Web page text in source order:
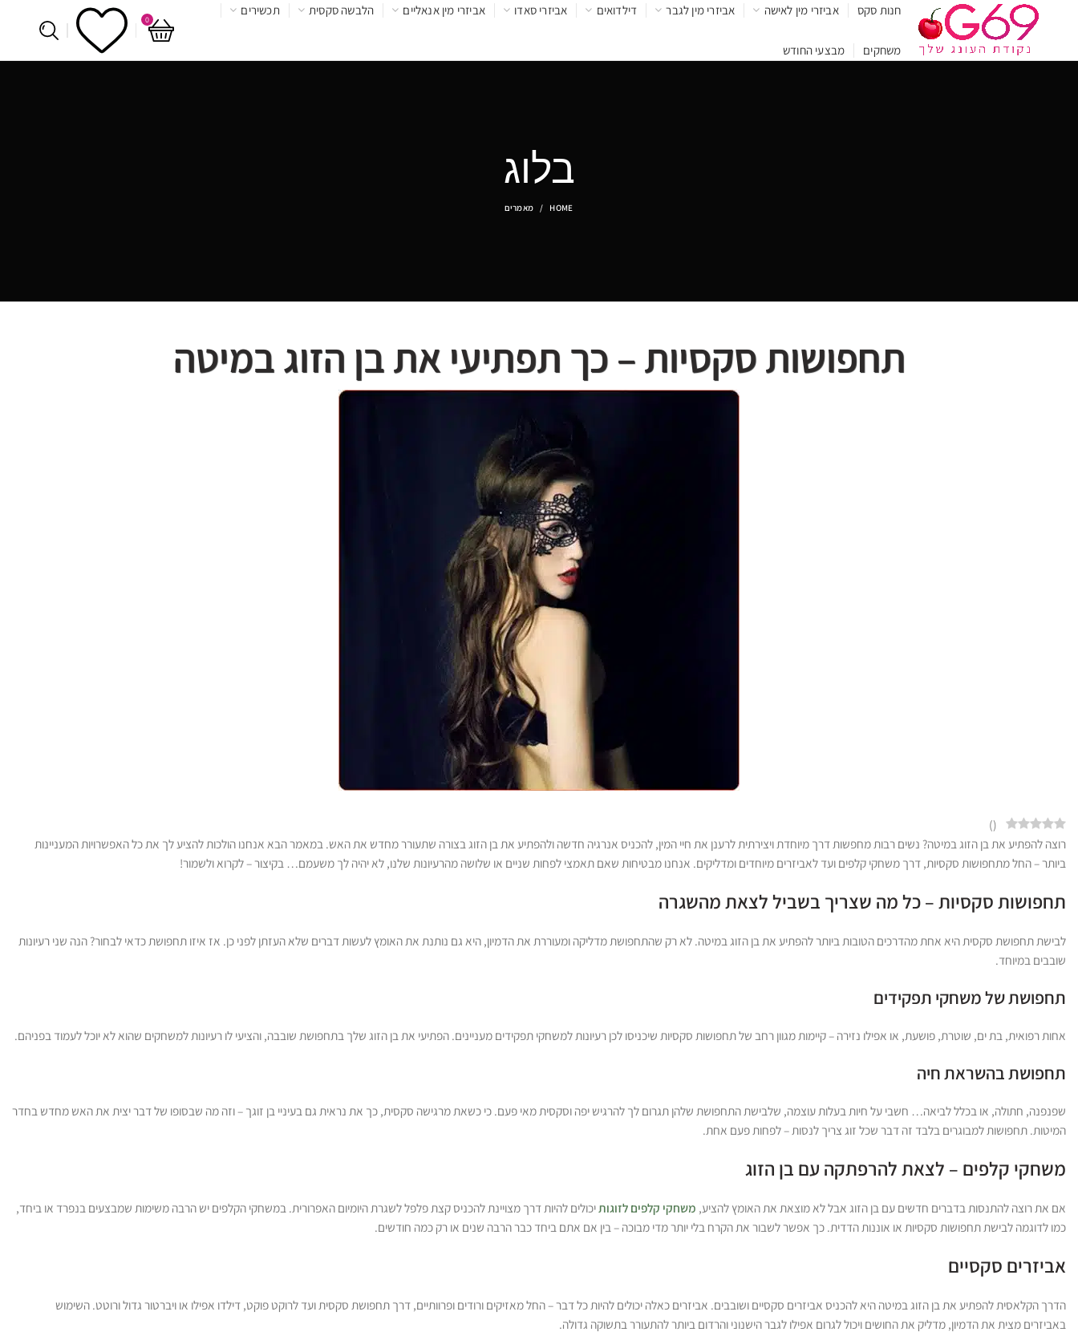
חנות סקס אביזרי מין לאישה אביזרי מין לגבר דילדואים אביזרי סאדו אביזרי מין אנאליים הלבשה סקסית תכשירים
משחקים מבצעי החודש
0
בלוג
HOME מאמרים
תחפושות סקסיות – כך תפתיעי את בן הזוג במיטה
(
)
רוצה להפתיע את בן הזוג במיטה? נשים רבות מחפשות דרך מיוחדת ויצירתית לרענן את חיי המין, להכניס אנרגיה חדשה ולהפתיע את בן הזוג בצורה שתעורר מחדש את האש. במאמר הבא אנחנו הולכות להציע לך את כל האפשרויות המעניינות
ביותר – החל מתחפושות סקסיות, דרך משחקי קלפים ועד לאביזרים מיוחדים ומדליקים. אנחנו מבטיחות שאם תאמצי לפחות שניים או שלושה מהרעיונות שלנו, לא יהיה לך משעמם… בקיצור – לקרוא ולשמור!
תחפושות סקסיות – כל מה שצריך בשביל לצאת מהשגרה
לבישת תחפושת סקסית היא אחת מהדרכים הטובות ביותר להפתיע את בן הזוג במיטה. לא רק שהתחפושת מדליקה ומעוררת את הדמיון, היא גם נותנת את האומץ לעשות דברים שלא העזתן לפני כן. אז איזו תחפושת כדאי לבחור? הנה שני רעיונות
שובבים במיוחד.
תחפושת של משחקי תפקידים
אחות רפואית, בת ים, שוטרת, פושעת, או אפילו נזירה – קיימות מגוון רחב של תחפושות סקסיות שיכניסו לכן רעיונות למשחקי תפקידים מעניינים. הפתיעי את בן הזוג שלך בתחפושת שובבה, והציעי לו רעיונות למשחקים שהוא לא יוכל לעמוד בפניהם.
תחפושת בהשראת חיה
שפנפנה, חתולה, או בכלל לביאה… חשבי על חיות בעלות עוצמה, שלבישת התחפושת שלהן תגרום לך להרגיש יפה וסקסית מאי פעם. כי כשאת מרגישה סקסית, כך את נראית גם בעיניי בן זוגך – וזה מה שבסופו של דבר יצית את האש מחדש בחדר
המיטות. תחפושות למבוגרים בלבד זה דבר שכל זוג צריך לנסות – לפחות פעם אחת.
משחקי קלפים – לצאת להרפתקה עם בן הזוג
אם את רוצה להתנסות בדברים חדשים עם בן הזוג אבל לא מוצאת את האומץ להציע, משחקי קלפים לזוגותיכולים להיות דרך מצויינת להכניס קצת פלפל לשגרת היומיום האפרורית. במשחקי הקלפים יש הרבה משימות שמבצעים בנפרד או ביחד,
כמו לדוגמה לבישת תחפושות סקסיות או אוננות הדדית. כך אפשר לשבור את הקרח בלי יותר מדי מבוכה – בין אם אתם ביחד כבר הרבה שנים או רק כמה חודשים.
אביזרים סקסיים
הדרך הקלאסית להפתיע את בן הזוג במיטה היא להכניס אביזרים סקסיים ושובבים. אביזרים כאלה יכולים להיות כל דבר – החל מאזיקים ורודים ופרוותיים, דרך תחפושת סקסית ועד לרוקט פוקט, דילדו אפילו או ויברטור גדול ורוטט. השימוש
באביזרים מצית את הדמיון, מדליק את החושים ויכול לגרום אפילו לגבר הישנוני והרדום ביותר להתעורר בתשוקה גדולה.